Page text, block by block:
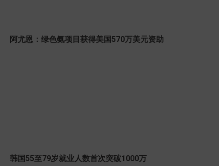
阿尤恩：绿色氨项目获得美国570万美元资助
韩国55至79岁就业人数首次突破1000万